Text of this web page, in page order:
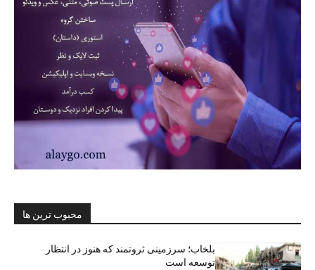
محبوب ترین ها
بلخاب؛ سرزمینی ثروتمند که هنوز در انتظار
توسعه است